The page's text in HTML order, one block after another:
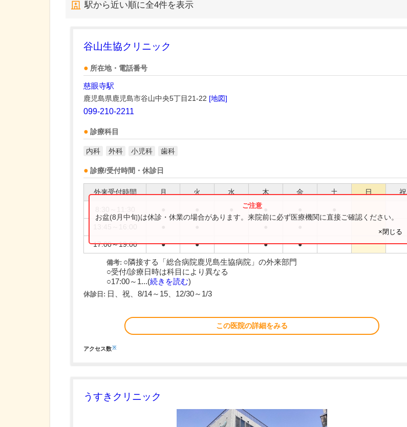
駅から近い順に全4件を表示
谷山生協クリニック
所在地・電話番号
慈眼寺駅
鹿児島県鹿児島市谷山中央5丁目21-22 [地図]
099-210-2211
診療科目
内科 外科 小児科 歯科
診療/受付時間・休診日
外来受付時間 月 火 水 木 金 土 日 祝
17:00～19:00 ● ● ● ●
お盆(8月中旬)は休診・休業の場合があります。来院前に必ず医療機関に直接ご確認ください。
×閉じる
備考: ○隣接する「総合病院鹿児島生協病院」の外来部門
○受付/診療日時は科目により異なる
○17:00～1...(続きを読む)
休診日: 日、祝、8/14～15、12/30～1/3
この医院の詳細をみる
アクセス数※
うすきクリニック